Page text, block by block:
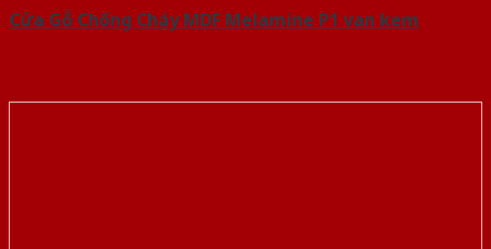
Cửa Gỗ Chống Cháy MDF Melamine P1 van kem